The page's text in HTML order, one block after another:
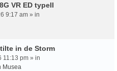
VR ED typeII
9:17 am » in
in de Storm
11:13 pm » in
Musea